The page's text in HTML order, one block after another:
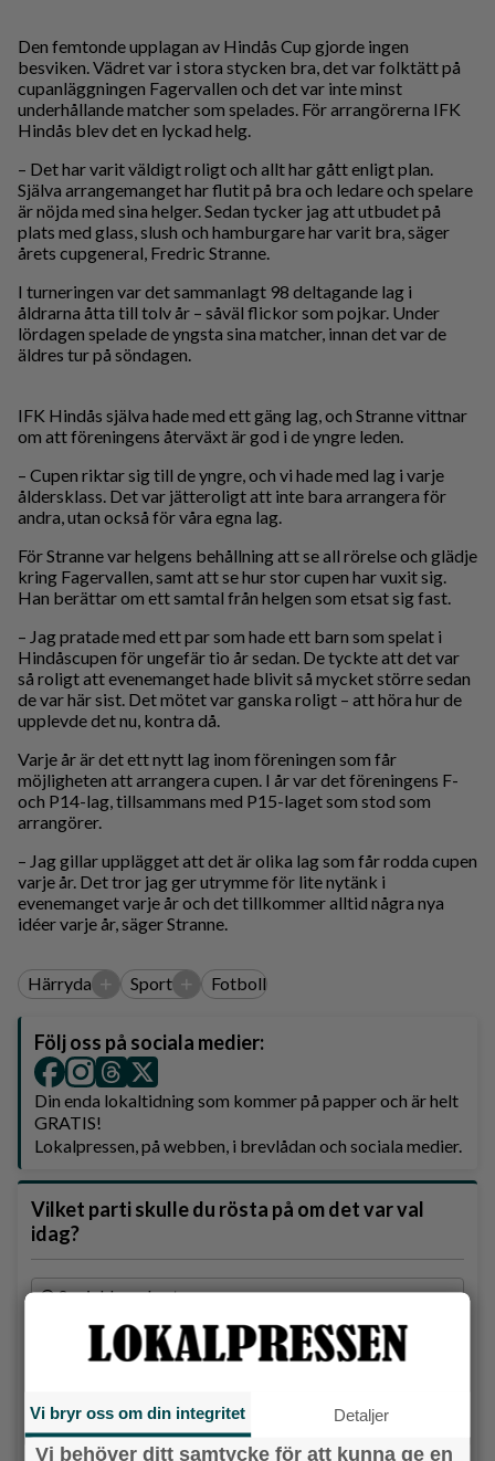
Den femtonde upplagan av Hindås Cup gjorde ingen
besviken. Vädret var i stora stycken bra, det var folktätt på
cupanläggningen Fagervallen och det var inte minst
underhållande matcher som spelades. För arrangörerna IFK
Hindås blev det en lyckad helg.
– Det har varit väldigt roligt och allt har gått enligt plan.
Själva arrangemanget har flutit på bra och ledare och spelare
är nöjda med sina helger. Sedan tycker jag att utbudet på
plats med glass, slush och hamburgare har varit bra, säger
årets cupgeneral, Fredric Stranne.
I turneringen var det sammanlagt 98 deltagande lag i
åldrarna åtta till tolv år – såväl flickor som pojkar. Under
lördagen spelade de yngsta sina matcher, innan det var de
äldres tur på söndagen.
IFK Hindås själva hade med ett gäng lag, och Stranne vittnar
om att föreningens återväxt är god i de yngre leden.
– Cupen riktar sig till de yngre, och vi hade med lag i varje
åldersklass. Det var jätteroligt att inte bara arrangera för
andra, utan också för våra egna lag.
För Stranne var helgens behållning att se all rörelse och glädje
kring Fagervallen, samt att se hur stor cupen har vuxit sig.
Han berättar om ett samtal från helgen som etsat sig fast.
– Jag pratade med ett par som hade ett barn som spelat i
Hindåscupen för ungefär tio år sedan. De tyckte att det var
så roligt att evenemanget hade blivit så mycket större sedan
de var här sist. Det mötet var ganska roligt – att höra hur de
upplevde det nu, kontra då.
Varje år är det ett nytt lag inom föreningen som får
möjligheten att arrangera cupen. I år var det föreningens F-
och P14-lag, tillsammans med P15-laget som stod som
arrangörer.
– Jag gillar upplägget att det är olika lag som får rodda cupen
varje år. Det tror jag ger utrymme för lite nytänk i
evenemanget varje år och det tillkommer alltid några nya
idéer varje år, säger Stranne.
Härryda + Sport + Fotboll
Följ oss på sociala medier:
Din enda lokaltidning som kommer på papper och är helt
GRATIS!
Lokalpressen, på webben, i brevlådan och sociala medier.
Vilket parti skulle du rösta på om det var val
idag?
Socialdemokraterna
Moderaterna
Sverigedemokraterna
Vi bryr oss om din integritet Detaljer
Vi behöver ditt samtycke för att kunna ge en